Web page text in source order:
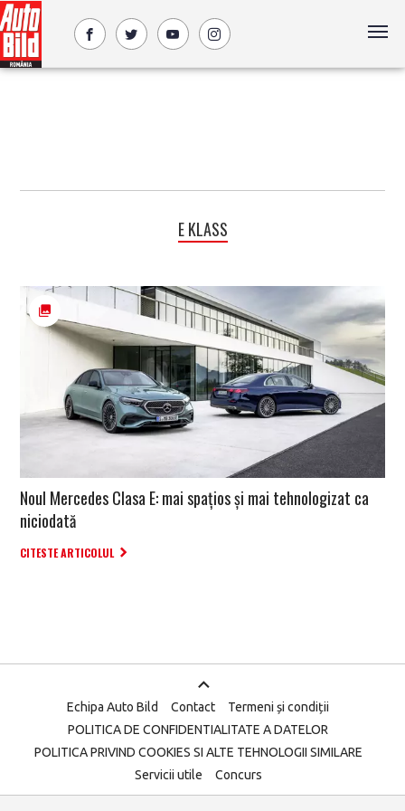
E KLASS
Noul Mercedes Clasa E: mai spațios și mai tehnologizat ca
niciodată
CITESTE ARTICOLUL
Echipa Auto Bild Contact
Termeni și condiții
POLITICA DE CONFIDENTIALITATE A DATELOR
POLITICA PRIVIND COOKIES SI ALTE TEHNOLOGII SIMILARE
Servicii utile
Concurs